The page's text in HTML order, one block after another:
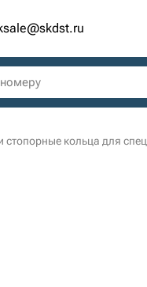
кольца для